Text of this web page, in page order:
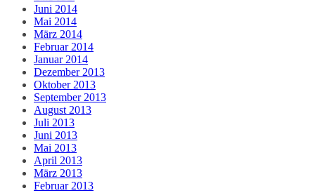
Juni 2014
Mai 2014
März 2014
Februar 2014
Januar 2014
Dezember 2013
Oktober 2013
September 2013
August 2013
Juli 2013
Juni 2013
Mai 2013
April 2013
März 2013
Februar 2013